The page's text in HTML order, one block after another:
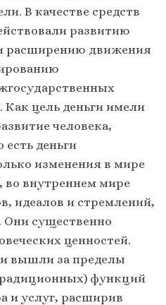
В качестве средств
развитию
расширению движения
Как цель деньги имели
человека,
есть деньги
изменения в мире
внутреннем мире
идеалов и стремлений,
существенно
ценностей.
вышли за пределы
функций
и услуг, расширив